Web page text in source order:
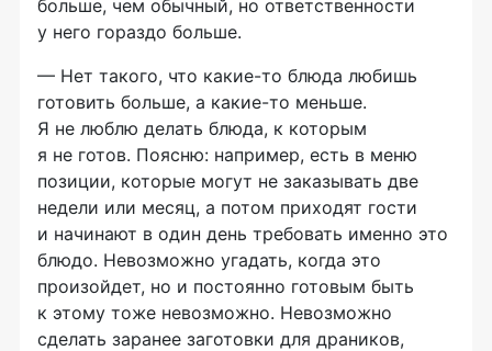
больше, чем обычный, но ответственности
у него гораздо больше.
— Нет такого, что какие-то блюда любишь
готовить больше, а какие-то меньше.
Я не люблю делать блюда, к которым
я не готов. Поясню: например, есть в меню
позиции, которые могут не заказывать две
недели или месяц, а потом приходят гости
и начинают в один день требовать именно это
блюдо. Невозможно угадать, когда это
произойдет, но и постоянно готовым быть
к этому тоже невозможно. Невозможно
сделать заранее заготовки для драников,